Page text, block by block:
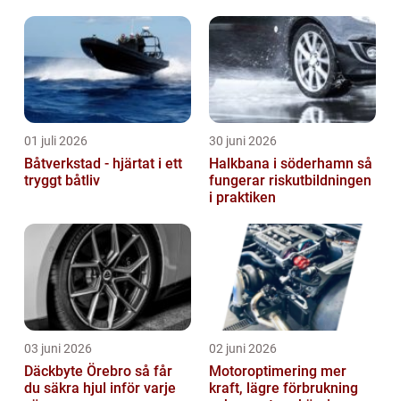
01 juli 2026
Båtverkstad - hjärtat i ett
tryggt båtliv
30 juni 2026
Halkbana i söderhamn så
fungerar riskutbildningen
i praktiken
03 juni 2026
Däckbyte Örebro så får
du säkra hjul inför varje
02 juni 2026
Motoroptimering mer
kraft, lägre förbrukning